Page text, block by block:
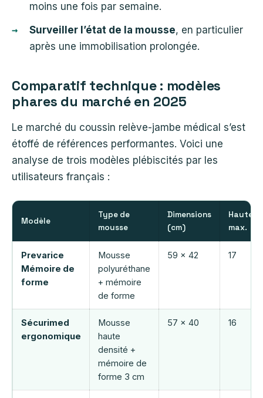
moins une fois par semaine.
Surveiller l’état de la mousse, en particulier
après une immobilisation prolongée.
Comparatif technique : modèles
phares du marché en 2025
Le marché du coussin relève-jambe médical s’est
étoffé de références performantes. Voici une
analyse de trois modèles plébiscités par les
utilisateurs français :
Modèle
Type de
mousse
Dimensions
(cm)
Hauteur
max.
Prevarice
Mémoire de
forme
Mousse
polyuréthane
+ mémoire
de forme
59 x 42 17
Sécurimed
ergonomique
Mousse
haute
densité +
mémoire de
forme 3 cm
57 x 40 16